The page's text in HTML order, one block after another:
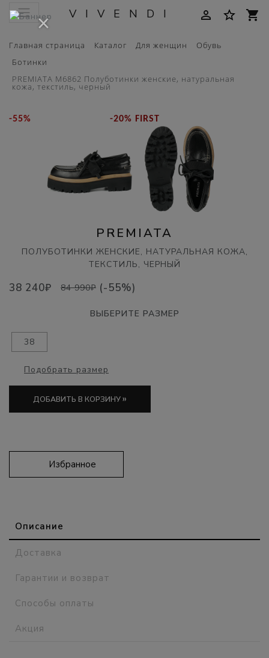
VIVENDI person_outline star_border shopping_cart
Главная страница Каталог Для женщин
Обувь
Ботинки
PREMIATA M6862 Полуботинки женские, натуральная
кожа, текстиль, черный
-55% -20% FIRST
PREMIATA
ПОЛУБОТИНКИ ЖЕНСКИЕ, НАТУРАЛЬНАЯ КОЖА,
ТЕКСТИЛЬ, ЧЕРНЫЙ
38 240₽ 84 990₽ (-55%)
ВЫБЕРИТЕ РАЗМЕР
38
Подобрать размер
ДОБАВИТЬ В КОРЗИНУ»
Избранное
Описание
Доставка
Гарантии и возврат
Способы оплаты
Акция
×